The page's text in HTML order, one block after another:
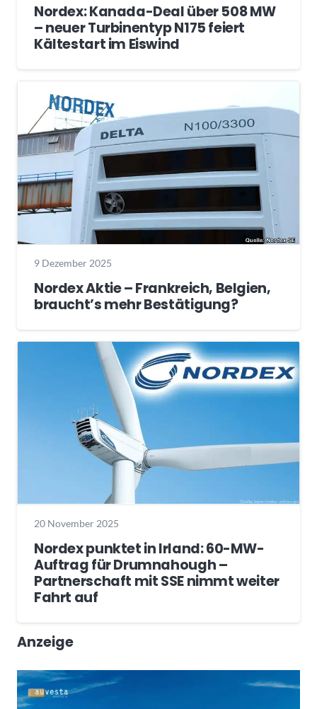
Nordex: Kanada-Deal über 508 MW
– neuer Turbinentyp N175 feiert
Kältestart im Eiswind
9 Dezember 2025
Nordex Aktie – Frankreich, Belgien,
braucht’s mehr Bestätigung?
20 November 2025
Nordex punktet in Irland: 60-MW-
Auftrag für Drumnahough –
Partnerschaft mit SSE nimmt weiter
Fahrt auf
Anzeige